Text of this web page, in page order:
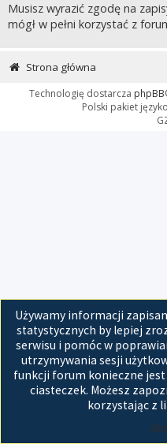
Musisz wyrazić zgodę na
mógł w pełni korzystać z
Używamy informacji
statystycznych by lepiej
serwisu i pomóc w
utrzymywania sesji
funkcji forum konieczne
ciasteczek. Możesz
korzystając z
Strona główna
Technologię dostarcza phpBB
Polski pakiet